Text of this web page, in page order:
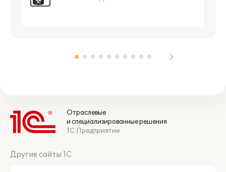
Отраслевые
и специализированные решения
1С:Предприятие
Другие сайты 1С